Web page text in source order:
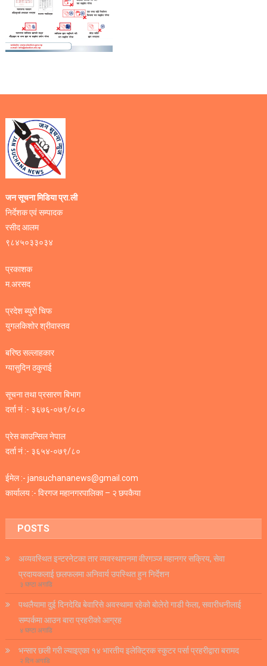
जन सूचना मिडिया प्रा.ली
निर्देशक एवं सम्पादक
रसीद आलम
९८४५०३३०३४
प्रकाशक
म.अरसद
प्रदेश ब्युरो चिफ
युगलकिशोर श्रीवास्तव
बरिष्ठ सल्लाहकार
ग्यासुदिन ठकुराई
सूचना तथा प्रसारण बिभाग
दर्ता नं :- ३६७६-०७९/०८०
प्रेस काउन्सिल नेपाल
दर्ता नं :- ३६५४-०७९/८०
ईमेल :- jansuchananews@gmail.com
कार्यालय :- विरगज महानगरपालिका – २ छपकैया
POSTS
अव्यवस्थित इन्टरनेटका तार व्यवस्थापनमा वीरगञ्ज महानगर सक्रिय, सेवा
प्रदायकलाई छलफलमा अनिवार्य उपस्थित हुन निर्देशन
३ घण्टा अगाडि
पथलैयामा दुई दिनदेखि बेवारिसे अवस्थामा रहेको बोलेरो गाडी फेला, सवारीधनीलाई
सम्पर्कमा आउन बारा प्रहरीको आग्रह
४ घण्टा अगाडि
भन्सार छली गरी ल्याइएका १४ भारतीय इलेक्ट्रिक स्कुटर पर्सा प्रहरीद्वारा बरामद
२ दिन अगाडि